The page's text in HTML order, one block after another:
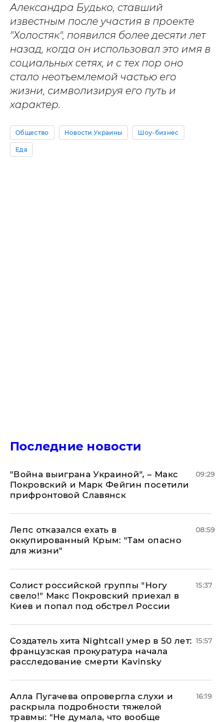
Александра Будько, ставший
известным после участия в проекте
"Холостяк", появился более десяти лет
назад, когда он использовал это имя в
социальных сетях, и с тех пор оно
стало неотъемлемой частью его
жизни, символизируя его путь и
характер.
Общество Новости Украины Шоу-бизнес
Еда
Последние новости
"Война выиграна Украиной", – Макс
Покровский и Марк Фейгин посетили
прифронтовой Славянск
09:29
Лепс отказался ехать в
оккупированный Крым: "Там опасно
для жизни"
08:59
Солист российской группы "Ногу
свело!" Макс Покровский приехал в
Киев и попал под обстрел России
15:37
Создатель хита Nightcall умер в 50 лет:
французская прокуратура начала
расследование смерти Kavinsky
15:57
Алла Пугачева опровергла слухи и
раскрыла подробности тяжелой
травмы: "Не думала, что вообще
16:19